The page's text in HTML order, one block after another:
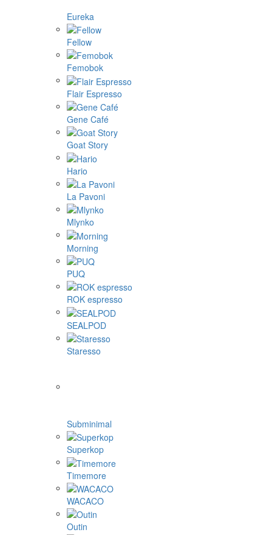
Eureka
Fellow
Femobok
Flair Espresso
Gene Café
Goat Story
Hario
La Pavoni
Mlynko
Morning
PUQ
ROK espresso
SEALPOD
Staresso
Subminimal
Superkop
Timemore
WACACO
Outin